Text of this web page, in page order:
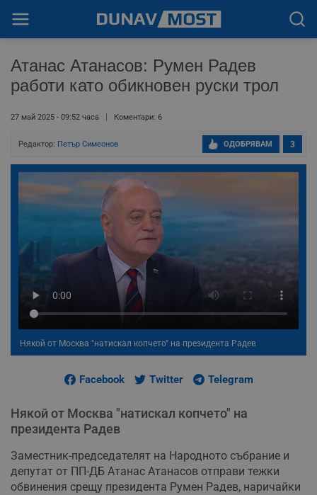
Атанас Атанасов: Румен Радев
работи като обикновен руски трол
27 май 2025 - 09:52 часа Коментари: 6
Редактор: Петър Симеонов 3
ОДОБРЯВАМ
Някой от Москва "натискал копчето" на президента Радев
Facebook Twitter Telegram
Някой от Москва "натискал копчето" на
президента Радев
Заместник-председателят на Народното събрание и
депутат от ПП-ДБ Атанас Атанасов отправи тежки
обвинения срещу президента Румен Радев, наричайки